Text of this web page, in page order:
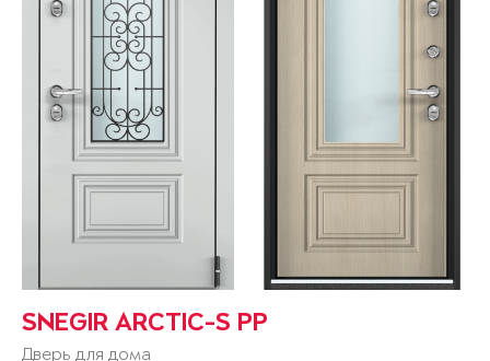
SNEGIR ARCTIC-S PP
Дверь для дома